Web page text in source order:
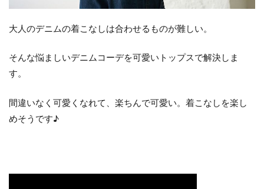
大人のデニムの着こなしは合わせるものが難しい。
そんな悩ましいデニムコーデを可愛いトップスで解決しま
す。
間違いなく可愛くなれて、楽ちんで可愛い。着こなしを楽し
めそうです♪